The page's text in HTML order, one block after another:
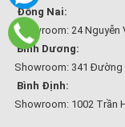
Đồng Nai:
Showroom: 24 Nguyễn
Bình Dương:
Showroom: 341 Đường
Bình Định:
Showroom: 1002 Trần